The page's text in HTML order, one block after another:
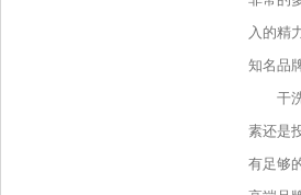
入的精
知名品
干洗
素还是
有足够